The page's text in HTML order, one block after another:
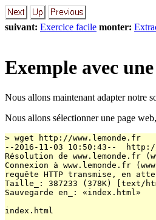
suivant: Exercice facile monter:
Exemple avec
Nous allons maintenant adapter notre
Nous allons sélectionner une page
> wget http://www.lemonde.fr
--2016-11-03 10:50:43--  http://
Résolution de www.lemonde.fr
Connexion à www.lemonde.fr
requête HTTP transmise, en
Taille_: 387233 (378K) [text/
Sauvegarde en_: «index.html»
index.html